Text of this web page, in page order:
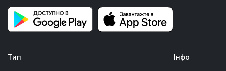
Тип
Інфо